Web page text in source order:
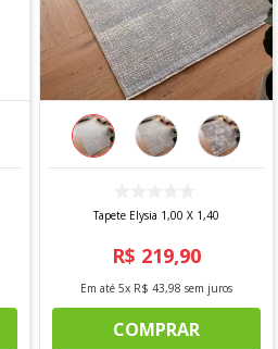
Tapete Elysia 1,00 X 1,40
R$ 219,90
Em até 5x R$ 43,98 sem juros
COMPRAR